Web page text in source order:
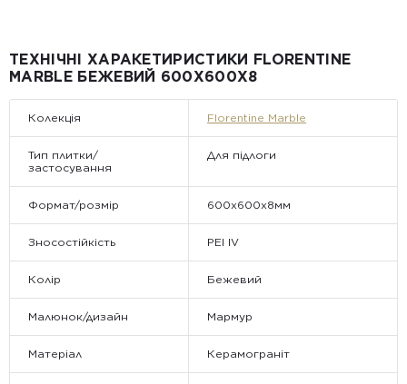
ТЕХНІЧНІ ХАРАКЕТИРИСТИКИ FLORENTINE
MARBLE БЕЖЕВИЙ 600Х600Х8
Колекція Florentine Marble
Тип плитки/
застосування
Для підлоги
Формат/розмір 600х600х8мм
Зносостійкість PEI IV
Колір Бежевий
Малюнок/дизайн Мармур
Матеріал Керамограніт